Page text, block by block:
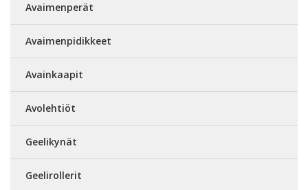
Avaimenperät
Avaimenpidikkeet
Avainkaapit
Avolehtiöt
Geelikynät
Geelirollerit